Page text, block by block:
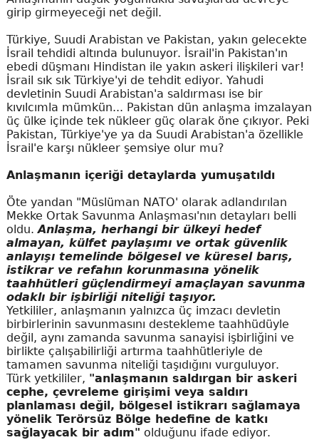
girip girmeyeceği net değil.
Türkiye, Suudi Arabistan ve Pakistan, yakın gelecekte
İsrail tehdidi altında bulunuyor. İsrail'in Pakistan'ın
ebedi düşmanı Hindistan ile yakın askeri ilişkileri var!
İsrail sık sık Türkiye'yi de tehdit ediyor. Yahudi
devletinin Suudi Arabistan'a saldırması ise bir
kıvılcımla mümkün... Pakistan dün anlaşma imzalayan
üç ülke içinde tek nükleer güç olarak öne çıkıyor. Peki
Pakistan, Türkiye'ye ya da Suudi Arabistan'a özellikle
İsrail'e karşı nükleer şemsiye olur mu?
Anlaşmanın içeriği detaylarda yumuşatıldı
Öte yandan "Müslüman NATO' olarak adlandırılan
Mekke Ortak Savunma Anlaşması'nın detayları belli
oldu.Anlaşma, herhangi bir ülkeyi hedef
almayan, külfet paylaşımı ve ortak güvenlik
anlayışı temelinde bölgesel ve küresel barış,
istikrar ve refahın korunmasına yönelik
taahhütleri güçlendirmeyi amaçlayan savunma
odaklı bir işbirliği niteliği taşıyor.
Yetkililer, anlaşmanın yalnızca üç imzacı devletin
birbirlerinin savunmasını destekleme taahhüdüyle
değil, aynı zamanda savunma sanayisi işbirliğini ve
birlikte çalışabilirliği artırma taahhütleriyle de
tamamen savunma niteliği taşıdığını vurguluyor.
Türk yetkililer, "anlaşmanın saldırgan bir askeri
cephe, çevreleme girişimi veya saldırı
planlaması değil, bölgesel istikrarı sağlamaya
yönelik Terörsüz Bölge hedefine de katkı
sağlayacak bir adım" olduğunu ifade ediyor.